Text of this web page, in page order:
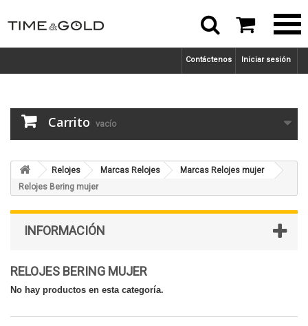
Iniciar sesión
Contáctenos
Carrito vacío
Relojes Marcas Relojes
Marcas Relojes mujer
Relojes Bering mujer
INFORMACIÓN
RELOJES BERING MUJER
No hay productos en esta categoría.
 
